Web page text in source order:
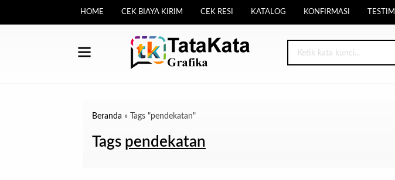
HOME CEK BIAYA KIRIM CEK RESI KATALOG KONFIRMASI
Beranda » Tags "pendekatan"
Tags pendekatan